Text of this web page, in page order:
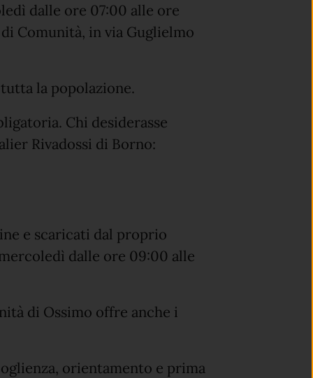
dalle ore 07:00 alle ore
Comunità, in via Guglielmo
la popolazione.
Chi desiderasse
Rivadossi di Borno:
e scaricati dal proprio
dalle ore 09:00 alle
di Ossimo offre anche i
orientamento e prima